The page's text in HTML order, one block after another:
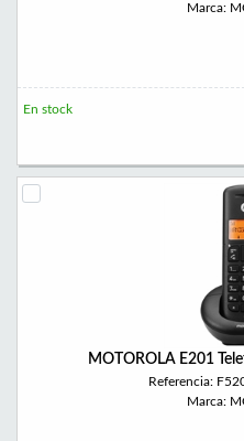
Marca:
En stock
MOTOROLA E201
Referencia:
Marca: